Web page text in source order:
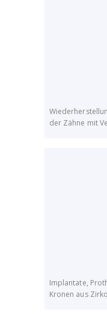
der Zähne mit
Implantate,
Kronen aus